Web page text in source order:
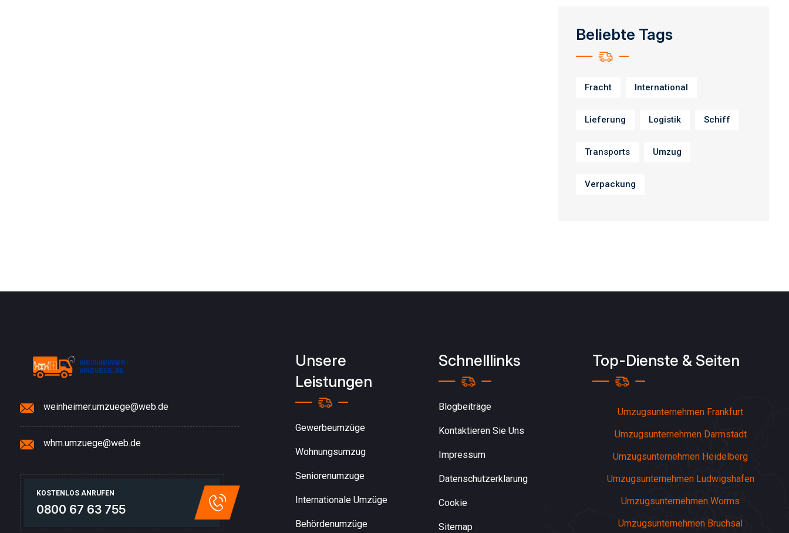
Beliebte Tags
Fracht International
Lieferung Logistik Schiff
Transports Umzug
Verpackung
weinheimer.umzuege@web.de
whm.umzuege@web.de
KOSTENLOS ANRUFEN
0800 67 63 755
Unsere
Leistungen
Gewerbeumzüge
Wohnungsumzug
Seniorenumzuge
Internationale Umzüge
Behördenumzüge
Schnelllinks
Blogbeiträge
Kontaktieren Sie Uns
Impressum
Datenschutzerklarung
Cookie
Sitemap
Top-Dienste & Seiten
Umzugsunternehmen Frankfurt
Umzugsunternehmen Darmstadt
Umzugsunternehmen Heidelberg
Umzugsunternehmen Ludwigshafen
Umzugsunternehmen Worms
Umzugsunternehmen Bruchsal